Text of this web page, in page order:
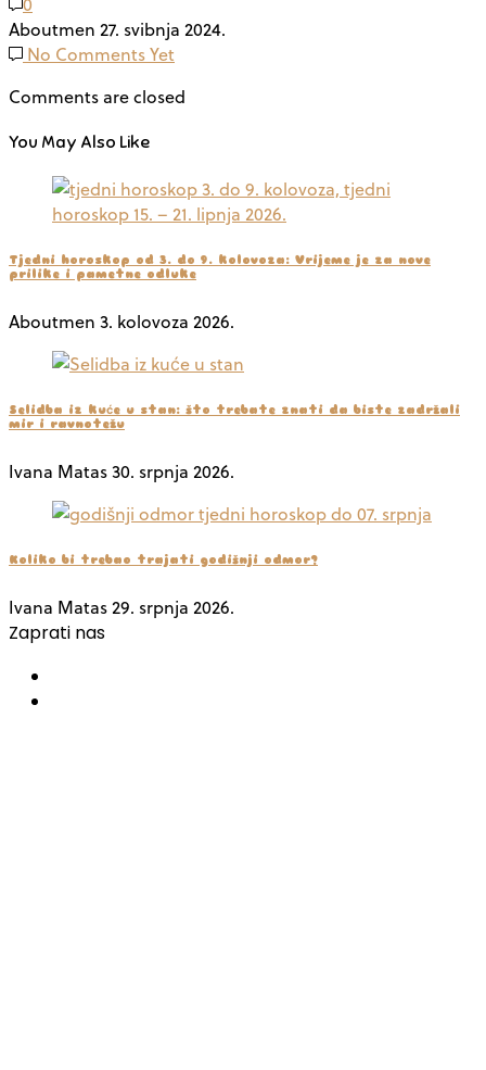
Aboutmen 27. svibnja 2024.
No Comments Yet
Comments are closed
You May Also Like
Tjedni horoskop od 3. do 9. kolovoza: Vrijeme je za nove
prilike i pametne odluke
Aboutmen 3. kolovoza 2026.
Selidba iz kuće u stan: što trebate znati da biste zadržali
mir i ravnotežu
Ivana Matas30. srpnja 2026.
Koliko bi trebao trajati godišnji odmor?
Ivana Matas29. srpnja 2026.
Zaprati nas